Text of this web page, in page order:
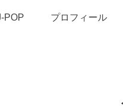
POP プロフィール